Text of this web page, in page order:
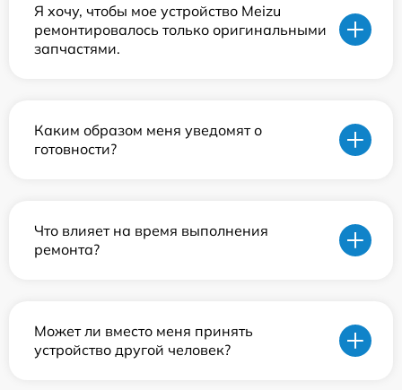
Я хочу, чтобы мое устройство Meizu
ремонтировалось только оригинальными
запчастями.
Каким образом меня уведомят о
готовности?
Что влияет на время выполнения
ремонта?
Может ли вместо меня принять
устройство другой человек?